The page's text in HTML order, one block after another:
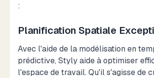
:
Planification Spatiale
Avec l'aide de la modélisation en
prédictive, Styly aide à optimiser
l'espace de travail. Qu'il s'agisse de